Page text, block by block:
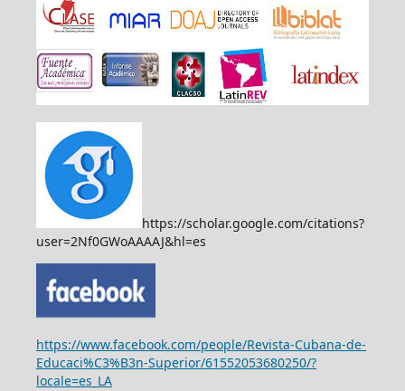
https://scholar.google.com/citations?
user=2Nf0GWoAAAAJ&hl=es
https://www.facebook.com/people/Revista-Cubana-de-
Educaci%C3%B3n-Superior/61552053680250/?
locale=es_LA